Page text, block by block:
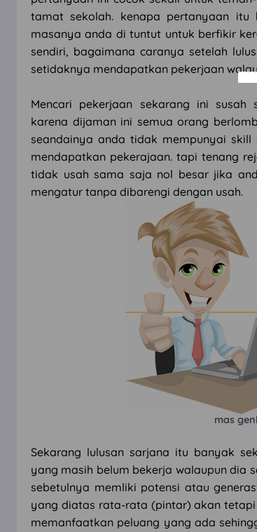
tamat sekolah. kenapa pertanyaan
masanya anda di tuntut untuk berfikir
sendiri, bagaimana caranya setelah
setidaknya mendapatkan pekerjaan
Mencari pekerjaan sekarang ini
karena dijaman ini semua orang
seandainya anda tidak mempunyai
mendapatkan pekerajaan. tapi tenang
tidak usah sama saja nol besar jika
mengatur tanpa dibarengi dengan usah.
mas
Sekarang lulusan sarjana itu banyak
yang masih belum bekerja walaupun dia
sebetulnya memliki potensi atau
yang diatas rata-rata (pintar) akan
memanfaatkan peluang yang ada